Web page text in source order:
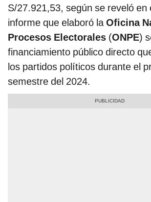
S/27.921,53, según se reveló en
informe que elaboró laOficina
Procesos Electorales (ONPE)
financiamiento público directo
los partidos políticos durante el
semestre del 2024.